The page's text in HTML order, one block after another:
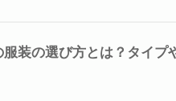
服装の選び方とは？タイプ